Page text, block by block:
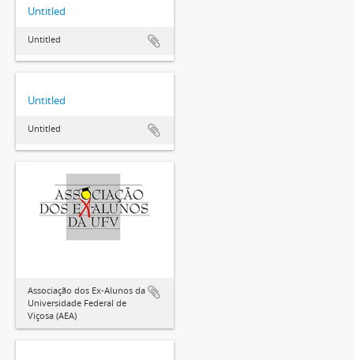
Untitled
Untitled
Untitled
Untitled
Associação dos Ex-Alunos da
Universidade Federal de
Viçosa (AEA)